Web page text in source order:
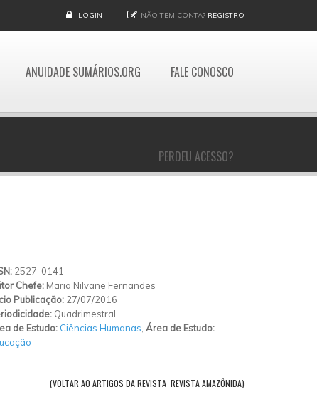
LOGIN NÃO TEM CONTA? REGISTRO
ANUIDADE SUMÁRIOS.ORG FALE CONOSCO
PERDEU ACESSO?
2527-0141
Chefe: Maria Nilvane Fernandes
Publicação: 27/07/2016
Quadrimestral
de Estudo: Ciências Humanas Área de Estudo:
(VOLTAR AO ARTIGOS DA REVISTA: REVISTA AMAZÔNIDA)